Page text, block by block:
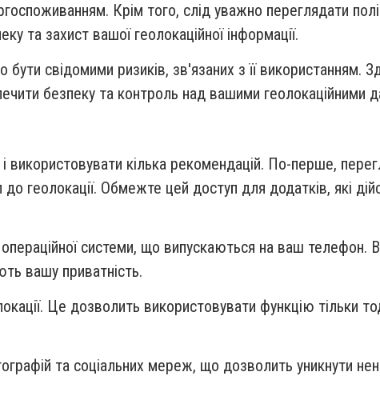
Крім того, слід уважно переглядати
та захист вашої геолокаційної інформації.
свідомими ризиків, зв'язаних з її використанням.
безпеку та контроль над вашими геолокаційними
використовувати кілька рекомендацій. По-перше,
геолокації. Обмежте цей доступ для додатків, які
системи, що випускаються на ваш телефон.
вашу приватність.
Це дозволить використовувати функцію тільки
та соціальних мереж, що дозволить уникнути